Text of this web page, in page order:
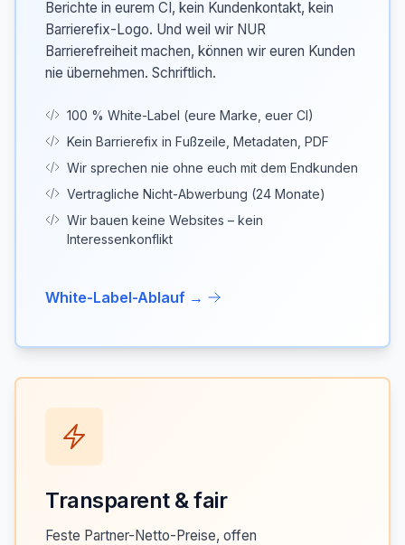
Berichte in eurem CI, kein Kundenkontakt, kein
Barrierefix-Logo. Und weil wir NUR
Barrierefreiheit machen, können wir euren Kunden
nie übernehmen. Schriftlich.
100 % White-Label (eure Marke, euer CI)
Kein Barrierefix in Fußzeile, Metadaten, PDF
Wir sprechen nie ohne euch mit dem Endkunden
Vertragliche Nicht-Abwerbung (24 Monate)
Wir bauen keine Websites – kein
Interessenkonflikt
White-Label-Ablauf →
Transparent & fair
Feste Partner-Netto-Preise, offen